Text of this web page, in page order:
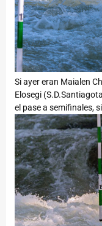
Si ayer eran Maialen
Elosegi
el pase a semifinales,